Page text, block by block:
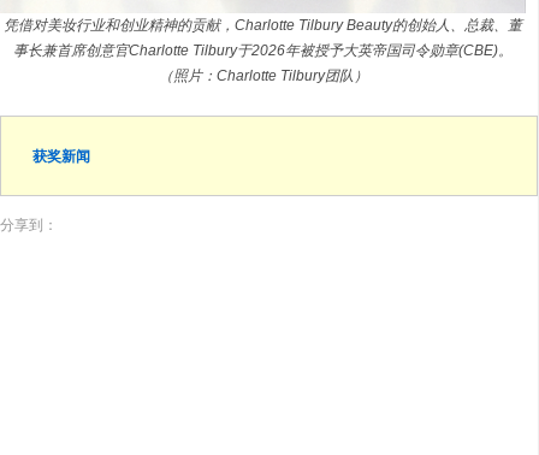
凭借对美妆行业和创业精神的贡献，Charlotte Tilbury Beauty的创始人、总裁、董
事长兼首席创意官Charlotte Tilbury于2026年被授予大英帝国司令勋章(CBE)。
（照片：Charlotte Tilbury团队）
获奖新闻
分享到：